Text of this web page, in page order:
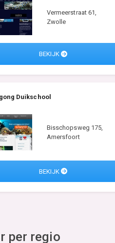
Vermeerstraat 61,
Zwolle
BEKIJK
Duikschool
Bisschopsweg 175,
Amersfoort
BEKIJK
per regio